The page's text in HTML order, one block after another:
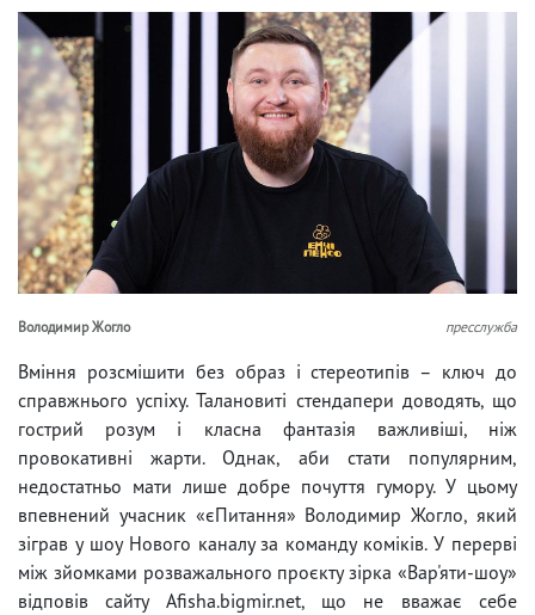
Володимир Жогло пресслужба
Вміння розсмішити без образ і стереотипів – ключ до
справжнього успіху. Талановиті стендапери доводять, що
гострий розум і класна фантазія важливіші, ніж
провокативні жарти. Однак, аби стати популярним,
недостатньо мати лише добре почуття гумору. У цьому
впевнений учасник «єПитання» Володимир Жогло, який
зіграв у шоу Нового каналу за команду коміків. У перерві
між зйомками розважального проєкту зірка «Вар'яти-шоу»
відповів сайту Afisha.bigmir.net, що не вважає себе